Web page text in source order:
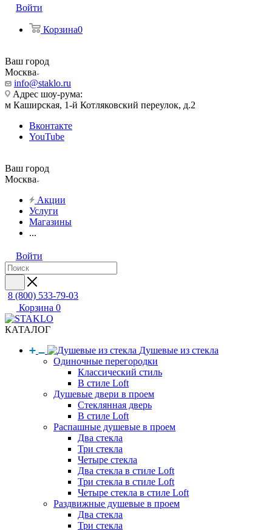
Войти
Корзина0
Ваш город
Москва
info@staklo.ru
Адрес шоу-рума:
м Каширская, 1-й Котляковский переулок, д.2
Вконтакте
YouTube
Ваш город
Москва
Акции
Услуги
Магазины
...
Войти
8 (800) 533-79-03
Корзина 0
КАТАЛОГ
Душевые из стекла
Одиночные перегородки
Классический стиль
В стиле Loft
Душевые двери в проем
Стеклянная дверь
В стиле Loft
Распашные душевые в проем
Два стекла
Три стекла
Четыре стекла
Два стекла в стиле Loft
Три стекла в стиле Loft
Четыре стекла в стиле Loft
Раздвижные душевые в проем
Два стекла
Три стекла